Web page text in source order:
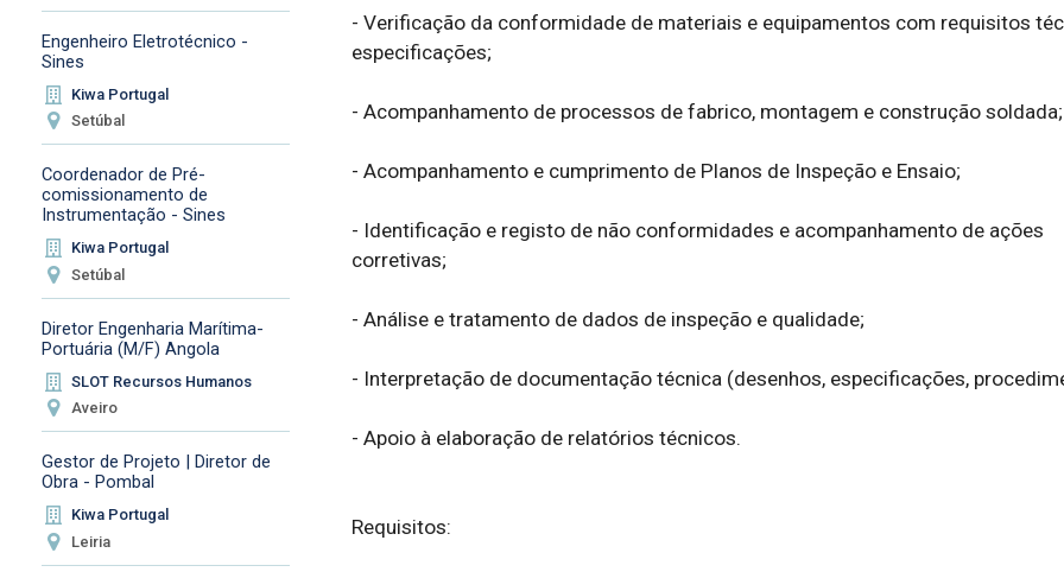
Engenheiro Eletrotécnico -
Sines
Kiwa Portugal
Setúbal
Coordenador de Pré-
comissionamento de
Instrumentação - Sines
Kiwa Portugal
Setúbal
Diretor Engenharia Marítima-
Portuária (M/F) Angola
SLOT Recursos Humanos
Aveiro
Gestor de Projeto | Diretor de
Obra - Pombal
Kiwa Portugal
Leiria
- Verificação da conformidade de materiais e equipamentos com requisitos
especificações;
- Acompanhamento de processos de fabrico, montagem e construção soldada;
- Acompanhamento e cumprimento de Planos de Inspeção e Ensaio;
- Identificação e registo de não conformidades e acompanhamento de ações
corretivas;
- Análise e tratamento de dados de inspeção e qualidade;
- Interpretação de documentação técnica (desenhos, especificações,
- Apoio à elaboração de relatórios técnicos.
Requisitos: